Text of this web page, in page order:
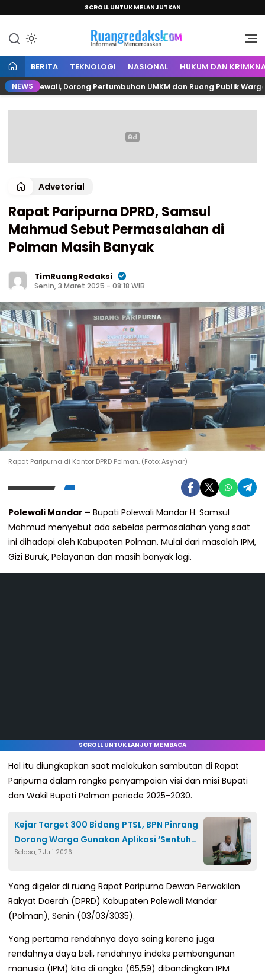
SCROLL UNTUK MELANJUTKAN
Ruang Redaksi
Informasi Mencerdaskan
BERITA TEKNOLOGI NASIONAL HUKUM DAN
NEWS Dorong Pertumbuhan UMKM dan Ruang Publik Warga
Advetorial
Rapat Paripurna DPRD, Samsul
Mahmud Sebut Permasalahan di
Polman Masih Banyak
TimRuangRedaksi
Senin, 3 Maret 2025 - 08:18 WIB
Rapat Paripurna di Kantor DPRD Polman. (Foto: Asyhar)
Polewali Mandar – Bupati Polewali Mandar H. Samsul
Mahmud menyebut ada sebelas permasalahan yang saat
ini dihadapi oleh Kabupaten Polman. Mulai dari masalah IPM,
Gizi Buruk, Pelayanan dan masih banyak lagi.
SCROLL UNTUK LANJUT MEMBACA
Hal itu diungkapkan saat melakukan sambutan di Rapat
Paripurna dalam rangka penyampaian visi dan misi Bupati
dan Wakil Bupati Polman periode 2025-2030.
Kejar Target 300 Bidang PTSL, BPN Pinrang
Dorong Warga Gunakan Aplikasi ‘Sentuh
Tanahku’
Selasa, 7 Juli 2026
Yang digelar di ruang Rapat Paripurna Dewan Perwakilan
Rakyat Daerah (DPRD) Kabupaten Polewali Mandar
(Polman), Senin (03/03/3035).
Yang pertama rendahnya daya saing karena juga
rendahnya daya beli, rendahnya indeks pembangunan
manusia (IPM) kita di angka (65,59) dibandingkan IPM